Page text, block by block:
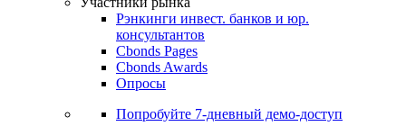
ESG
Сукук
Ломбардные списки
Участники рынка
Рэнкинги инвест. банков и юр.
Cbonds Pages